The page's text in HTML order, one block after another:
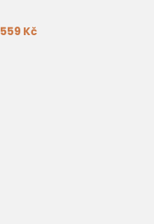
559 Kč